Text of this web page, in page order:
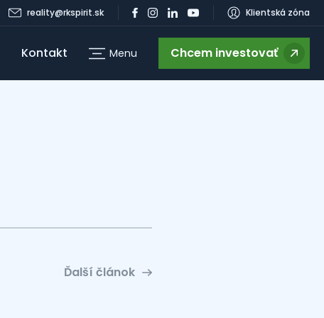
reality@rkspirit.sk Klientská zóna
Kontakt Menu Chcem investovať
Ďalší článok